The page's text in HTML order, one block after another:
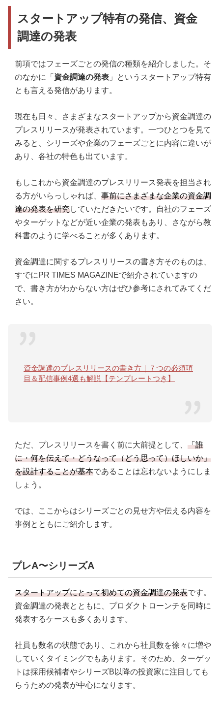
スタートアップ特有の発信、資金
調達の発表
前項ではフェーズごとの発信の種類を紹介しました。そ
のなかに「 資金調達の発表 」というスタートアップ特有
とも言える発信があります。
現在も日々、さまざまなスタートアップから資金調達の
プレスリリースが発表されています。一つひとつを見て
みると、シリーズや企業のフェーズごとに内容に違いが
あり、各社の特色も出ています。
もしこれから資金調達のプレスリリース発表を担当され
る方がいらっしゃれば、 事前にさまざまな企業の資金調
達の発表を研究していただきたいです。自社のフェーズ
やターゲットなどが近い企業の発表もあり、さながら教
科書のように学べることが多くあります。
資金調達に関するプレスリリースの書き方そのものは、
すでにPR TIMES MAGAZINEで紹介されていますの
で、書き方がわからない方はぜひ参考にされてみてくだ
さい。
資金調達のプレスリリースの書き方｜７つの必須項
目＆配信事例4選も解説【テンプレートつき】
ただ、プレスリリースを書く前に大前提として、 「誰
に・何を伝えて・どうなって（どう思って）ほしいか」
を設計することが基本であることは忘れないようにしま
しょう。
では、ここからはシリーズごとの見せ方や伝える内容を
事例とともにご紹介します。
プレA〜シリーズA
スタートアップにとって初めての資金調達の発表です。
資金調達の発表とともに、プロダクトローンチを同時に
発表するケースも多くあります。
社員も数名の状態であり、これから社員数を徐々に増や
していくタイミングでもあります。そのため、ターゲッ
トは採用候補者やシリーズB以降の投資家に注目しても
らうための発表が中心になります。